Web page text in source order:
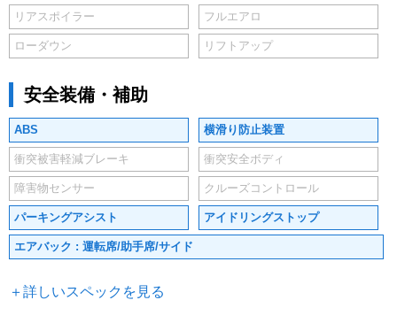
リアスポイラー フルエアロ
ローダウン リフトアップ
安全装備・補助
ABS 横滑り防止装置
衝突被害軽減ブレーキ 衝突安全ボディ
障害物センサー クルーズコントロール
パーキングアシスト アイドリングストップ
エアバック : 運転席/助手席/サイド
＋詳しいスペックを見る